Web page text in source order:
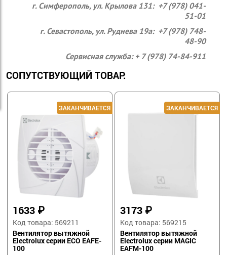
г. Симферополь, ул. Крылова 131: +7 (978) 041-
51-01
г. Севастополь, ул. Руднева 19а: +7 (978) 748-
48-90
Сервисная служба: + 7 (978) 74-84-911
СОПУТСТВУЮЩИЙ ТОВАР:
1633 ₽
Код товара: 569211
Вентилятор вытяжной
Electrolux серии ECO EAFE-
100
3173 ₽
Код товара: 569215
Вентилятор вытяжной
Electrolux серии MAGIC
EAFM-100